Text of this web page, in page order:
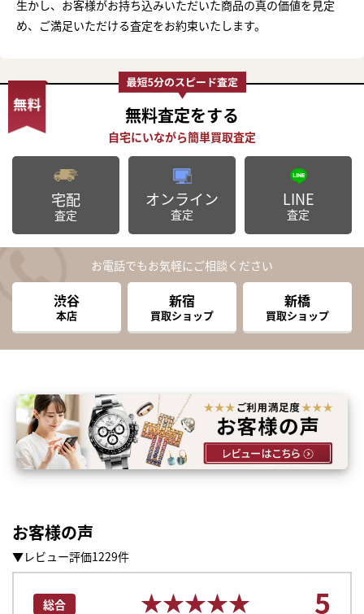
生かし、お客様がお持ち込みいただいた商品の真の価値を見定
め、ご満足いただける査定をお約束いたします。
無料査定をする
宅配
査定
オンライン
査定
LINE
査定
お電話でもお気軽にご相談ください
渋谷
本店
新宿
買取ショップ
新橋
買取ショップ
お客様の声
▼レビュー評価1229件
総合 ★★★★★
★★★★★ 5
まずは